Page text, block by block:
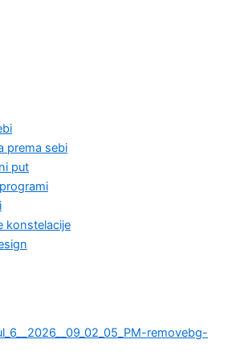
prema sebi
put
konstelacije